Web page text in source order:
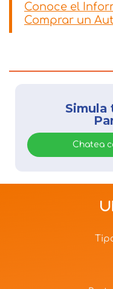
Conoce el
Comprar un
Simula
Chatea